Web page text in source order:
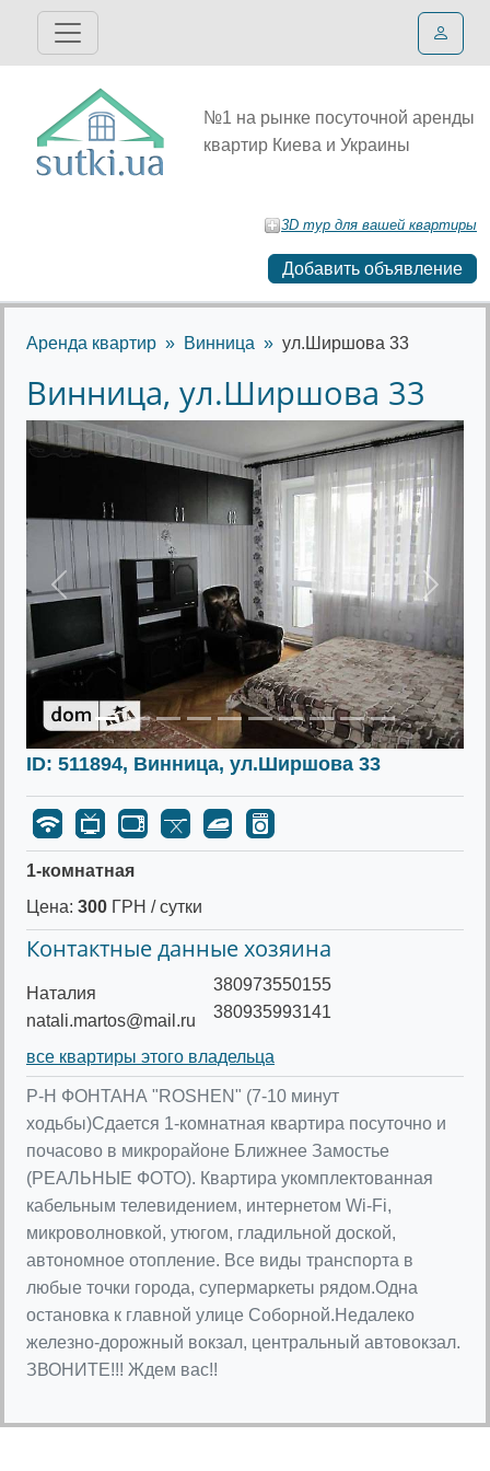
№1 на рынке посуточной аренды
квартир Киева и Украины
3D тур для вашей квартиры
Добавить объявление
Аренда квартир Винница ул.Ширшова 33
Винница, ул.Ширшова 33
Предыдущее
ID: 511894, Винница, ул.Ширшова 33
1-комнатная
Цена: 300 ГРН / сутки
Контактные данные хозяина
Наталия
natali.martos@mail.ru
380973550155
380935993141
все квартиры этого владельца
Р-Н ФОНТАНА "ROSHEN" (7-10 минут
ходьбы)Сдается 1-комнатная квартира посуточно и
почасово в микрорайоне Ближнее Замостье
(РЕАЛЬНЫЕ ФОТО). Квартира укомплектованная
кабельным телевидением, интернетом Wi-Fi,
микроволновкой, утюгом, гладильной доской,
автономное отопление. Все виды транспорта в
любые точки города, супермаркеты рядом.Одна
остановка к главной улице Соборной.Недалеко
железно-дорожный вокзал, центральный автовокзал.
ЗВОНИТЕ!!! Ждем вас!!